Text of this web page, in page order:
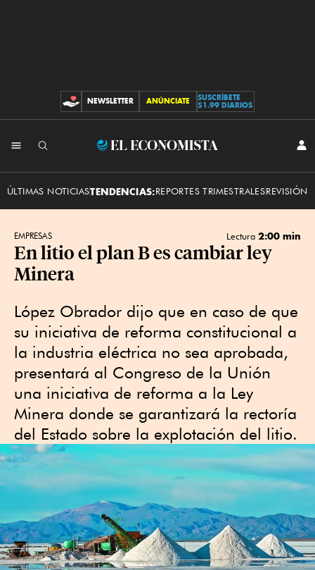
CONTRIBUCIONES
NEWSLETTER ANÚNCIATE
SUSCRÍBETE
$1.99 DIARIOS
El
ÚLTIMAS NOTICIASTENDENCIAS:REPORTES TRIMESTRALESREVISIÓN
EMPRESAS Lectura 2:00 min
En litio el plan B es cambiar ley
Minera
López Obrador dijo que en caso de que
su iniciativa de reforma constitucional a
la industria eléctrica no sea aprobada,
presentará al Congreso de la Unión
una iniciativa de reforma a la Ley
Minera donde se garantizará la rectoría
del Estado sobre la explotación del litio.